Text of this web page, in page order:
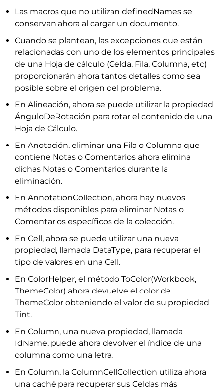
Las macros que no utilizan definedNames se
conservan ahora al cargar un documento.
Cuando se plantean, las excepciones que están
relacionadas con uno de los elementos principales
de una Hoja de cálculo (Celda, Fila, Columna, etc)
proporcionarán ahora tantos detalles como sea
posible sobre el origen del problema.
En Alineación, ahora se puede utilizar la propiedad
ÁnguloDeRotación para rotar el contenido de una
Hoja de Cálculo.
En Anotación, eliminar una Fila o Columna que
contiene Notas o Comentarios ahora elimina
dichas Notas o Comentarios durante la
eliminación.
En AnnotationCollection, ahora hay nuevos
métodos disponibles para eliminar Notas o
Comentarios específicos de la colección.
En Cell, ahora se puede utilizar una nueva
propiedad, llamada DataType, para recuperar el
tipo de valores en una Cell.
En ColorHelper, el método ToColor(Workbook,
ThemeColor) ahora devuelve el color de
ThemeColor obteniendo el valor de su propiedad
Tint.
En Column, una nueva propiedad, llamada
IdName, puede ahora devolver el índice de una
columna como una letra.
En Column, la ColumnCellCollection utiliza ahora
una caché para recuperar sus Celdas más